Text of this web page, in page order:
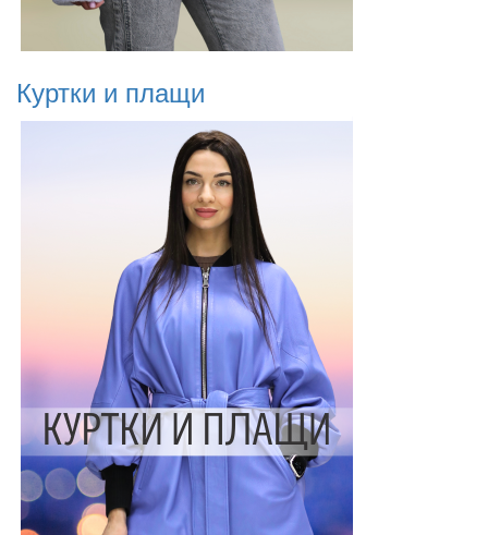
Куртки и плащи